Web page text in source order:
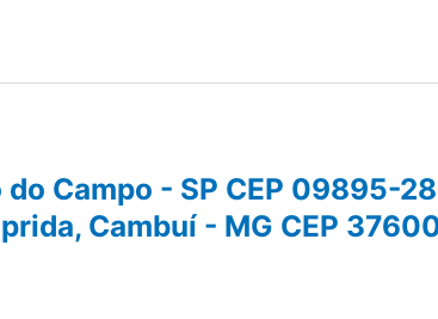
Campo - SP CEP 09895-
Cambuí - MG CEP